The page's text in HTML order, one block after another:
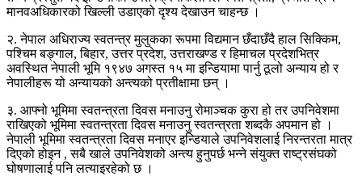
मानवअधिकारको खिल्ली उडाएको दृश्य देखाउन चाहन्छ ।
२. नेपाल अधिराज्य स्वतन्त्र मुलुकका रूपमा विद्यमान छँदाछँदै हाल सिक्किम,
पश्चिम बङ्गाल, बिहार, उत्तर प्रदेश, उत्तराखण्ड र हिमाचल प्रदेशभित्र
अवस्थित नेपाली भूमि १९४७ अगस्त १५ मा इन्डियामा पार्नु ठूलो अन्याय हो र
नेपालीहरू यो अन्यायको अन्त्यको प्रतीक्षामा छन् ।
३. आफ्नो भूमिमा स्वतन्त्रता दिवस मनाउनु रोमाञ्चक कुरा हो तर उपनिवेशमा
राखिएको भूमिमा स्वतन्त्रता दिवस मनाउनु स्वतन्त्रता शब्दकै अपमान हो ।
नेपाली भूमिमा स्वतन्त्रता दिवस मनाएर इन्डियाले उपनिवेशलाई निरन्तरता मात्र
दिएको होइन , सबै खाले उपनिवेशको अन्त्य हुनुपर्छ भन्ने संयुक्त राष्ट्रसंघको
घोषणालाई पनि लत्याइरहेको छ ।